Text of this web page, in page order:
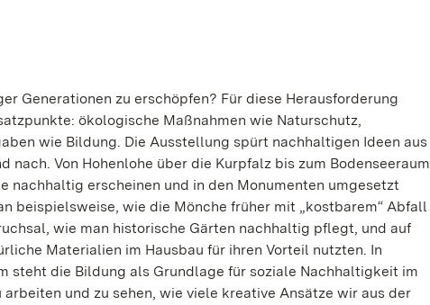
Generationen zu erschöpfen? Für diese Herausforderung
ökologische Maßnahmen wie Naturschutz,
wie Bildung. Die Ausstellung spürt nachhaltigen Ideen aus
Von Hohenlohe über die Kurpfalz bis zum Bodenseeraum
nachhaltig erscheinen und in den Monumenten umgesetzt
beispielsweise, wie die Mönche früher mit „kostbarem“ Abfall
wie man historische Gärten nachhaltig pflegt, und auf
Materialien im Hausbau für ihren Vorteil nutzten. In
steht die Bildung als Grundlage für soziale Nachhaltigkeit im
und zu sehen, wie viele kreative Ansätze wir aus der